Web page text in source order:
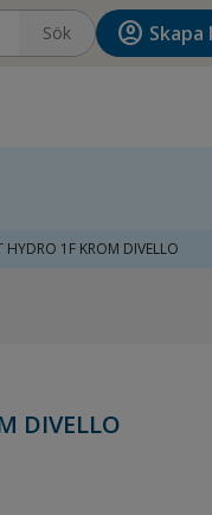
Sök account_circle
HYDRO 1F KROM DIVELLO
DIVELLO